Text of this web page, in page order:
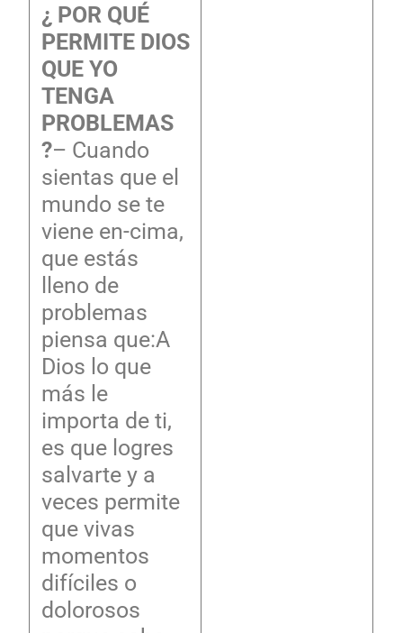
¿ POR QUÉ
PERMITE DIOS
QUE YO
TENGA
PROBLEMAS
?– Cuando
sientas que el
mundo se te
viene en-cima,
que estás
lleno de
problemas
piensa que:A
Dios lo que
más le
importa de ti,
es que logres
salvarte y a
veces permite
que vivas
momentos
difíciles o
dolorosos